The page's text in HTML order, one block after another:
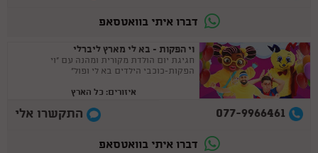
דברו איתי בוואטסאפ
וי הפקות - בא לי מארץ ליברלי
חגיגת יום הולדת מקורית ומהנה עם "וי
הפקות-כוכבי הילדים בא לי ופול"
איזורים: כל הארץ
077-9966461 התקשרו אלי
דברו איתי בוואטסאפ